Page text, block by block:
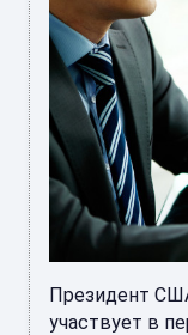
Президент
участвует в